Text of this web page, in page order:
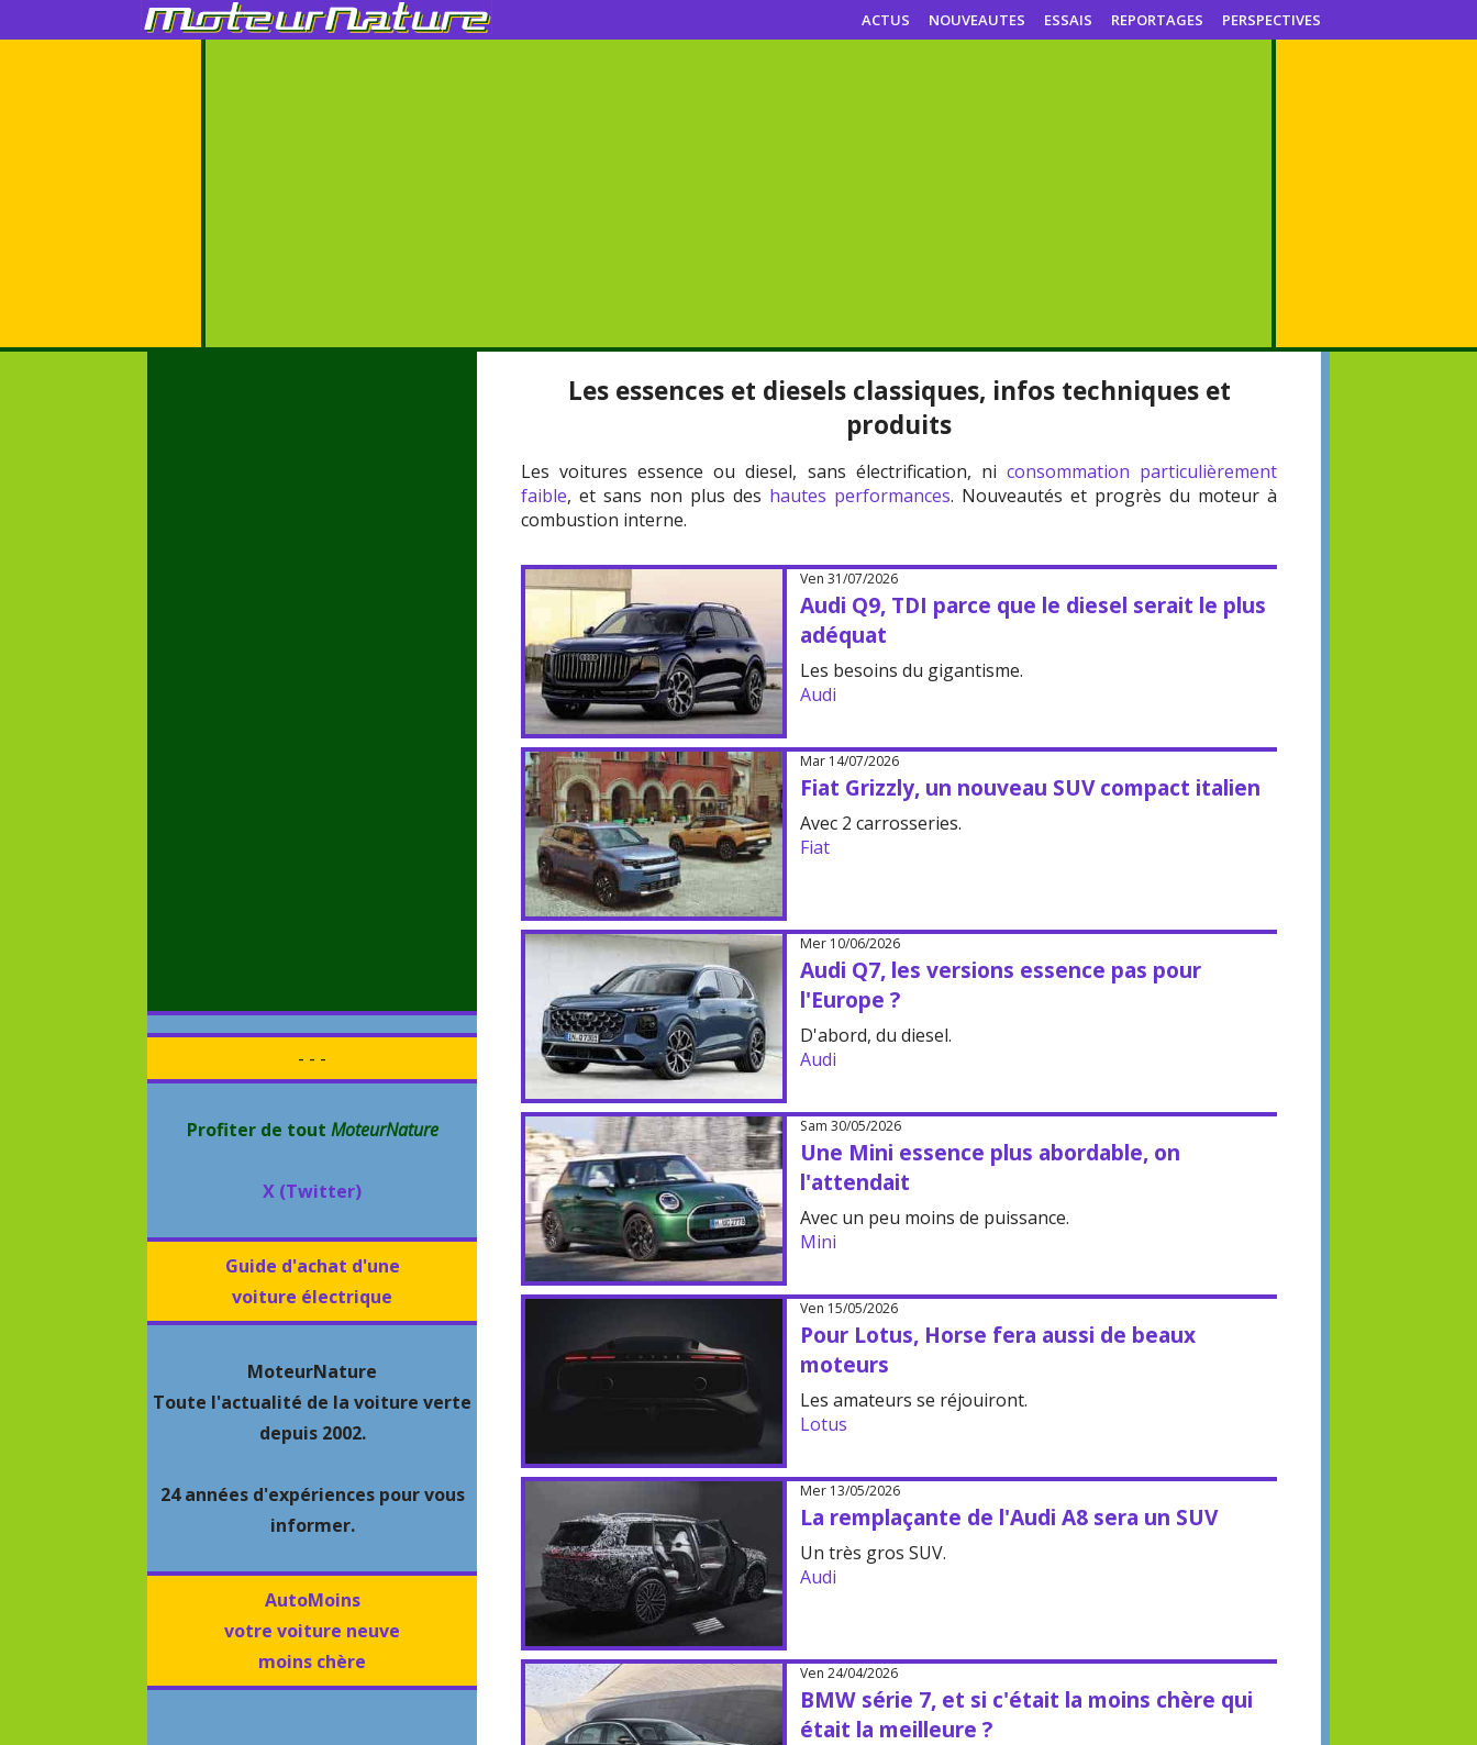
ACTUS NOUVEAUTES ESSAIS REPORTAGES PERSPECTIVES
- - -
Profiter de tout MoteurNature
X (Twitter)
Guide d'achat d'une
voiture électrique
MoteurNature
Toute l'actualité de la voiture verte
depuis 2002.
24 années d'expériences pour vous
informer.
AutoMoins
votre voiture neuve
moins chère
Les essences et diesels classiques, infos techniques et
produits
Les voitures essence ou diesel, sans électrification, ni consommation particulièrement
faible, et sans non plus des hautes performances. Nouveautés et progrès du moteur à
combustion interne.
Ven 31/07/2026
Audi Q9, TDI parce que le diesel serait le plus
adéquat
Les besoins du gigantisme.
Audi
Mar 14/07/2026
Fiat Grizzly, un nouveau SUV compact italien
Avec 2 carrosseries.
Fiat
Mer 10/06/2026
Audi Q7, les versions essence pas pour
l'Europe ?
D'abord, du diesel.
Audi
Sam 30/05/2026
Une Mini essence plus abordable, on
l'attendait
Avec un peu moins de puissance.
Mini
Ven 15/05/2026
Pour Lotus, Horse fera aussi de beaux
moteurs
Les amateurs se réjouiront.
Lotus
Mer 13/05/2026
La remplaçante de l'Audi A8 sera un SUV
Un très gros SUV.
Audi
Ven 24/04/2026
BMW série 7, et si c'était la moins chère qui
était la meilleure ?